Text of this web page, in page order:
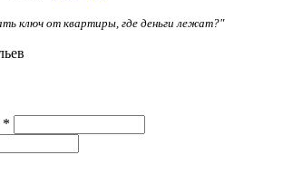
ключ от квартиры, где деньги лежат?"
*